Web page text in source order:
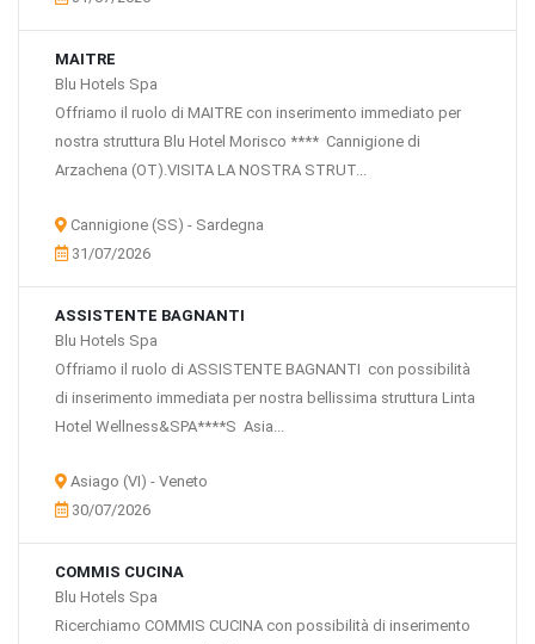
MAITRE
Blu Hotels Spa
Offriamo il ruolo di MAITRE con inserimento immediato per
nostra struttura Blu Hotel Morisco **** Cannigione di
Arzachena (OT).VISITA LA NOSTRA STRUT...
Cannigione (SS) - Sardegna
31/07/2026
ASSISTENTE BAGNANTI
Blu Hotels Spa
Offriamo il ruolo di ASSISTENTE BAGNANTI con possibilità
di inserimento immediata per nostra bellissima struttura Linta
Hotel Wellness&SPA****S Asia...
Asiago (VI) - Veneto
30/07/2026
COMMIS CUCINA
Blu Hotels Spa
Ricerchiamo COMMIS CUCINA con possibilità di inserimento